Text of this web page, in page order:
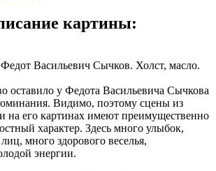
картины:
Васильевич Сычков. Холст, масло.
оставило у Федота Васильевича Сычкова
Видимо, поэтому сцены из
на его картинах имеют преимущественно
характер. Здесь много улыбок,
много здорового веселья,
энергии.